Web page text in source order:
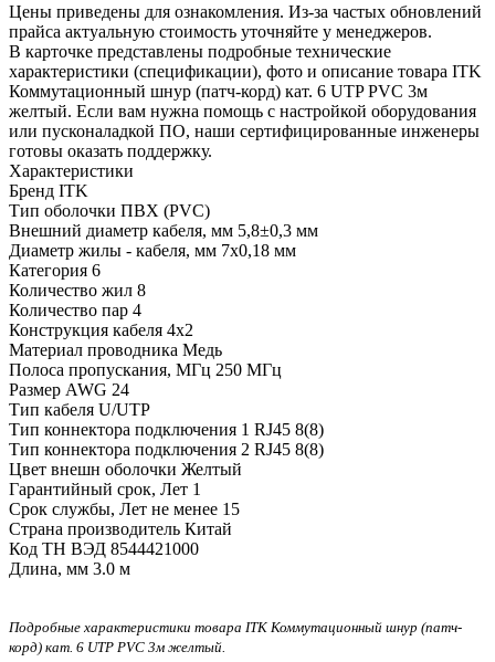
Цены приведены для ознакомления. Из‑за частых обновлений
прайса актуальную стоимость уточняйте у менеджеров.
В карточке представлены подробные технические
характеристики (спецификации), фото и описание товара ITK
Коммутационный шнур (патч-корд) кат. 6 UTP PVC 3м
желтый. Если вам нужна помощь с настройкой оборудования
или пусконаладкой ПО, наши сертифицированные инженеры
готовы оказать поддержку.
Характеристики
Бренд ITK
Тип оболочки ПВХ (PVC)
Внешний диаметр кабеля, мм 5,8±0,3 мм
Диаметр жилы - кабеля, мм 7x0,18 мм
Категория 6
Количество жил 8
Количество пар 4
Конструкция кабеля 4x2
Материал проводника Медь
Полоса пропускания, МГц 250 МГц
Размер AWG 24
Тип кабеля U/UTP
Тип коннектора подключения 1 RJ45 8(8)
Тип коннектора подключения 2 RJ45 8(8)
Цвет внешн оболочки Желтый
Гарантийный срок, Лет 1
Срок службы, Лет не менее 15
Страна производитель Китай
Код ТН ВЭД 8544421000
Длина, мм 3.0 м
Подробные характеристики товара ITK Коммутационный шнур (патч-
корд) кат. 6 UTP PVC 3м желтый.